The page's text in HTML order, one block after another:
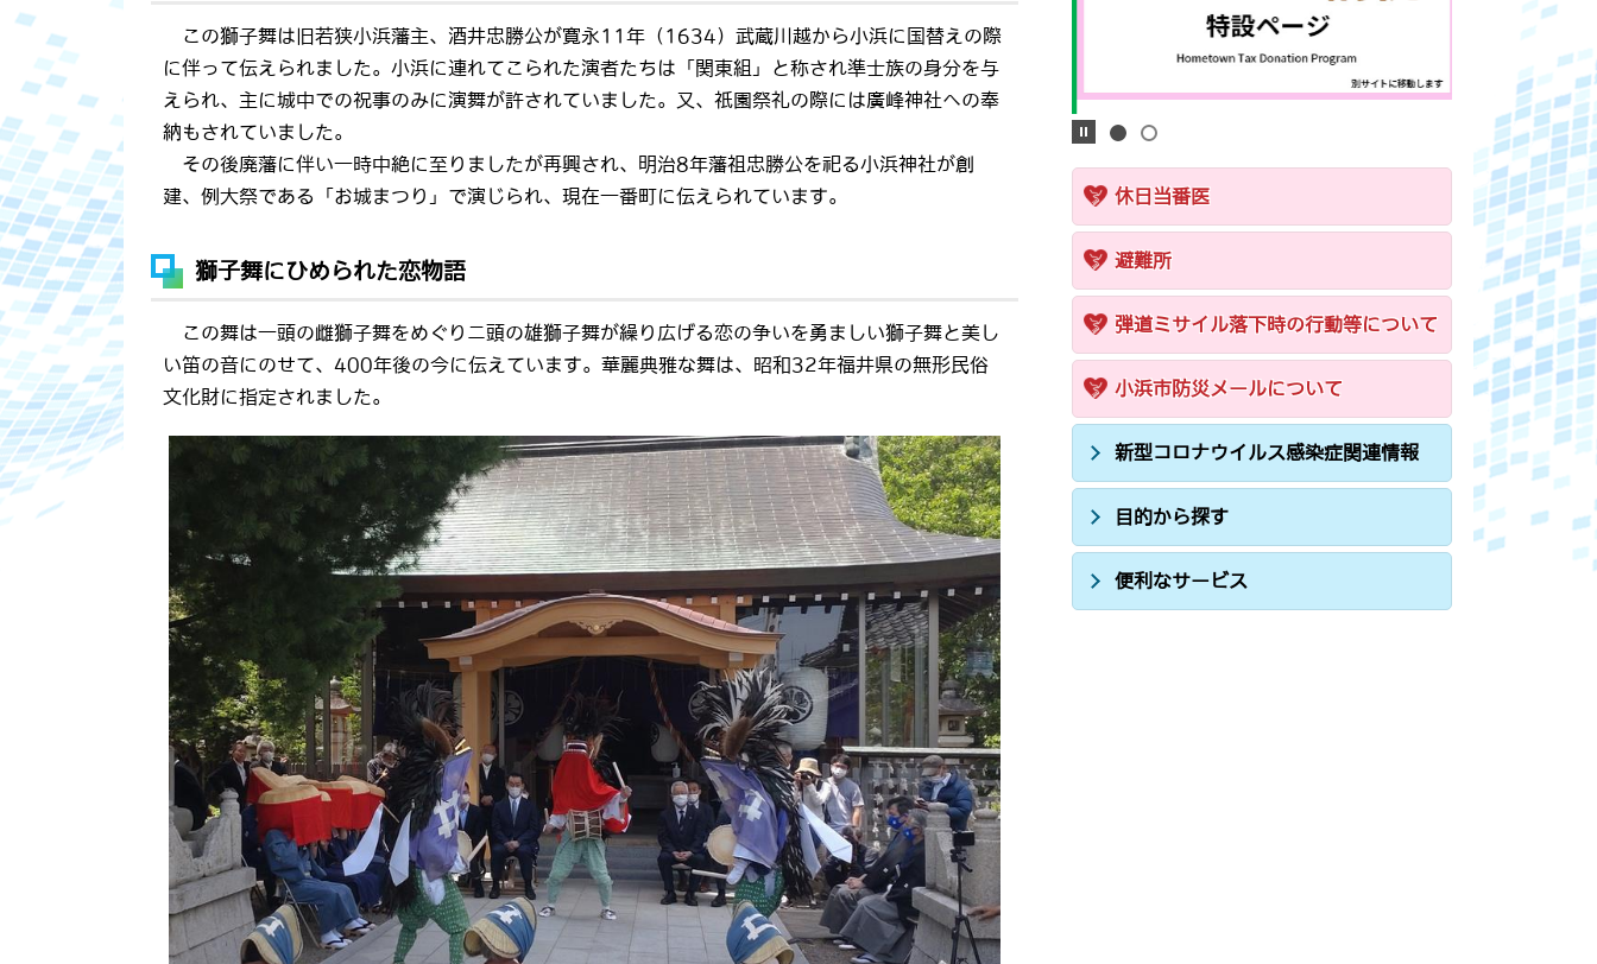
この獅子舞は旧若狭小浜藩主、酒井忠勝公が寛永11年（1634）武蔵川越から小浜に国替えの際
に伴って伝えられました。小浜に連れてこられた演者たちは「関東組」と称され準士族の身分を与
えられ、主に城中での祝事のみに演舞が許されていました。又、祇園祭礼の際には廣峰神社への奉
納もされていました。
その後廃藩に伴い一時中絶に至りましたが再興され、明治8年藩祖忠勝公を祀る小浜神社が創
建、例大祭である「お城まつり」で演じられ、現在一番町に伝えられています。
獅子舞にひめられた恋物語
この舞は一頭の雌獅子舞をめぐりニ頭の雄獅子舞が繰り広げる恋の争いを勇ましい獅子舞と美し
い笛の音にのせて、400年後の今に伝えています。華麗典雅な舞は、昭和32年福井県の無形民俗
文化財に指定されました。
休日当番医
避難所
弾道ミサイル落下時の行動等について
小浜市防災メールについて
新型コロナウイルス感染症関連情報
目的から探す
便利なサービス